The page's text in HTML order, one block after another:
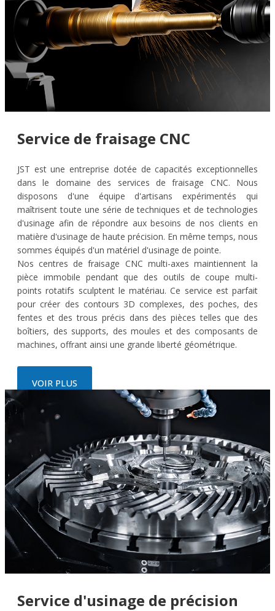
Service de fraisage CNC
JST est une entreprise dotée de capacités exceptionnelles
dans le domaine des services de fraisage CNC. Nous
disposons d'une équipe d'artisans expérimentés qui
maîtrisent toute une série de techniques et de technologies
d'usinage afin de répondre aux besoins de nos clients en
matière d'usinage de haute précision. En même temps, nous
sommes équipés d'un matériel d'usinage de pointe.
Nos centres de fraisage CNC multi-axes maintiennent la
pièce immobile pendant que des outils de coupe multi-
points rotatifs sculptent le matériau. Ce service est parfait
pour créer des contours 3D complexes, des poches, des
fentes et des trous précis dans des pièces telles que des
boîtiers, des supports, des moules et des composants de
machines, offrant ainsi une grande liberté géométrique.
VOIR PLUS
Service d'usinage de précision